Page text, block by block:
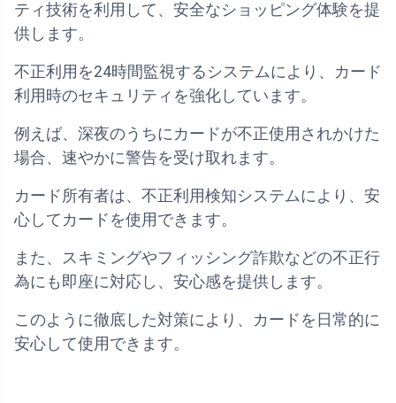
ティ技術を利用して、安全なショッピング体験を提
供します。
不正利用を24時間監視するシステムにより、カード
利用時のセキュリティを強化しています。
例えば、深夜のうちにカードが不正使用されかけた
場合、速やかに警告を受け取れます。
カード所有者は、不正利用検知システムにより、安
心してカードを使用できます。
また、スキミングやフィッシング詐欺などの不正行
為にも即座に対応し、安心感を提供します。
このように徹底した対策により、カードを日常的に
安心して使用できます。